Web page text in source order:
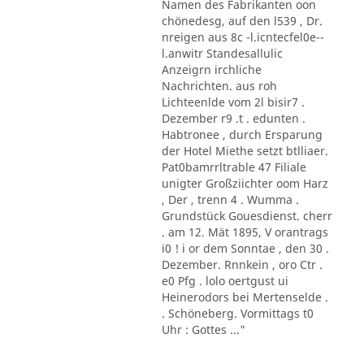
Namen des Fabrikanten oon
chönedesg, auf den l539 , Dr.
nreigen aus 8c -l.icntecfel0e--
l.anwitr Standesallulic
Anzeigrn irchliche
Nachrichten. aus roh
Lichteenlde vom 2l bisir7 .
Dezember r9 .t . edunten .
Habtronee , durch Ersparung
der Hotel Miethe setzt btlliaer.
Pat0bamrrltrable 47 Filiale
unigter Großziichter oom Harz
, Der , trenn 4 . Wumma .
Grundstück Gouesdienst. cherr
. am 12. Mät 1895, V orantrags
i0 ! i or dem Sonntae , den 30 .
Dezember. Rnnkein , oro Ctr .
e0 Pfg . lolo oertgust ui
Heinerodors bei Mertenselde .
. Schöneberg. Vormittags t0
Uhr : Gottes ..."